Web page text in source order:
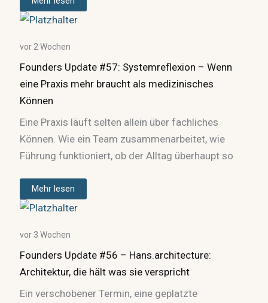
vor 2 Wochen
Founders Update #57: Systemreflexion – Wenn
eine Praxis mehr braucht als medizinisches
Können
Eine Praxis läuft selten allein über fachliches
Können. Wie ein Team zusammenarbeitet, wie
Führung funktioniert, ob der Alltag überhaupt so
Mehr lesen
vor 3 Wochen
Founders Update #56 – Hans.architecture:
Architektur, die hält was sie verspricht
Ein verschobener Termin, eine geplatzte